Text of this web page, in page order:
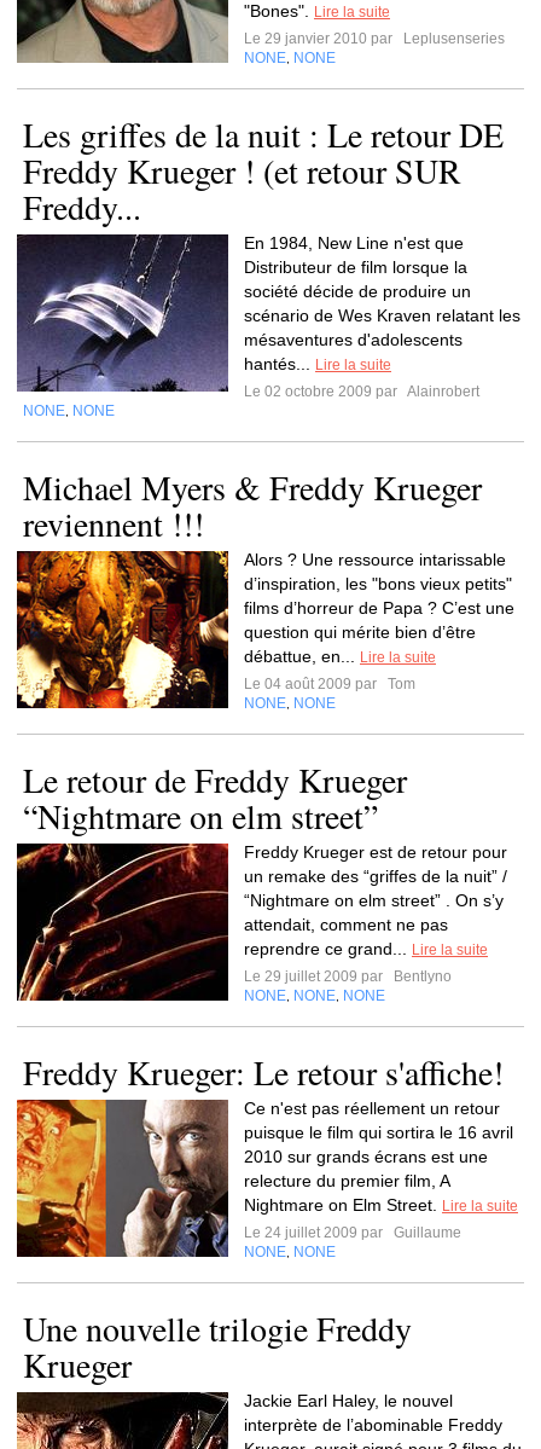
"Bones".
Lire la suite
Le 29 janvier 2010 par
Leplusenseries
NONE NONE
Les griffes de la nuit : Le retour DE
Freddy Krueger ! (et retour SUR
Freddy...
En 1984, New Line n'est que
Distributeur de film lorsque la
société décide de produire un
scénario de Wes Kraven relatant les
mésaventures d'adolescents
hantés...
Lire la suite
Le 02 octobre 2009 par Alainrobert
NONE NONE
Michael Myers & Freddy Krueger
reviennent !!!
Alors ? Une ressource intarissable
d’inspiration, les "bons vieux petits"
films d’horreur de Papa ? C’est une
question qui mérite bien d’être
débattue, en...
Lire la suite
Le 04 août 2009 par
Tom
NONE NONE
Le retour de Freddy Krueger
“Nightmare on elm street”
Freddy Krueger est de retour pour
un remake des “griffes de la nuit” /
“Nightmare on elm street” . On s’y
attendait, comment ne pas
reprendre ce grand...
Lire la suite
Le 29 juillet 2009 par
Bentlyno
NONE NONE NONE
Freddy Krueger: Le retour s'affiche!
Ce n'est pas réellement un retour
puisque le film qui sortira le 16 avril
2010 sur grands écrans est une
relecture du premier film, A
Nightmare on Elm Street.
Lire la suite
Le 24 juillet 2009 par
Guillaume
NONE NONE
Une nouvelle trilogie Freddy
Krueger
Jackie Earl Haley, le nouvel
interprète de l’abominable Freddy